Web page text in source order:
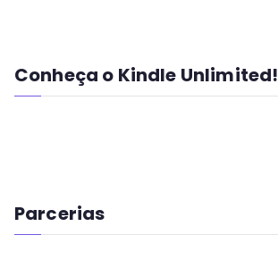
Conheça o Kindle Unlimited!
Parcerias